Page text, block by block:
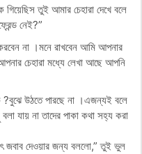
তুই আমার চেহারা দেখে বলে
নেই?”
না ।মনে রাখবেন আমি আপনার
চেহারা মধ্যে লেখা আছে আপনি
?বুঝে উঠতে পারছে না ।এজন্যই বলে
যায় না তাদের পাকা কথা সহ্য করা
জবাব দেওয়ার জন্য বললো,” তুই ভুল